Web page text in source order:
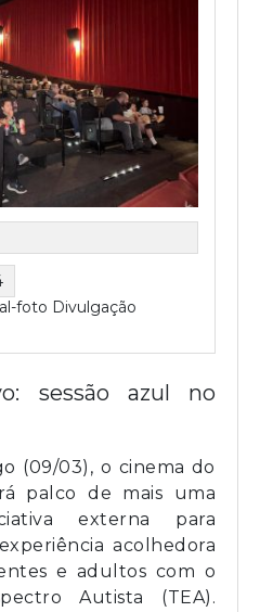
foto Divulgação
sessão azul no
(09/03), o cinema do
palco de mais uma
externa para
acolhedora
e adultos com o
Autista (TEA).